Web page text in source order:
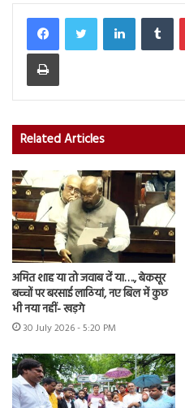
LinkedIn
Print
Related Articles
अमित शाह या तो जवाब दें या…., बेकसूर
बच्चों पर बरसाई लाठियां, नए बिल में कुछ
भी नया नहीं- खड़गे
30 July 2026 - 5:20 PM